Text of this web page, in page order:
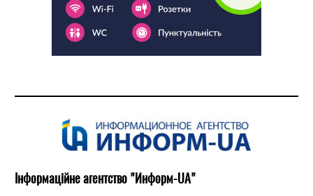
Інформаційне агентство "Информ-UA"